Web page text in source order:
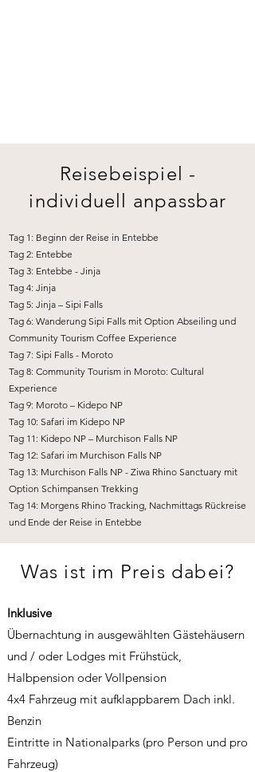
Reisebeispiel -
individuell anpassbar
​Tag 1: Beginn der Reise in Entebbe
Tag 2: Entebbe
Tag 3: Entebbe - Jinja
Tag 4: Jinja
Tag 5: Jinja – Sipi Falls
Tag 6: Wanderung Sipi Falls mit Option Abseiling und
Community Tourism Coffee Experience
Tag 7: Sipi Falls - Moroto
Tag 8: Community Tourism in Moroto: Cultural
Experience
Tag 9: Moroto – Kidepo NP
Tag 10: Safari im Kidepo NP
Tag 11: Kidepo NP – Murchison Falls NP
Tag 12: Safari im Murchison Falls NP
Tag 13: Murchison Falls NP - Ziwa Rhino Sanctuary mit
Option Schimpansen Trekking
Tag 14: Morgens Rhino Tracking, Nachmittags Rückreise
und Ende der Reise in Entebbe
Was ist im Preis dabei?
Inklusive
Übernachtung in ausgewählten Gästehäusern
und / oder Lodges mit Frühstück,
Halbpension oder Vollpension
4x4 Fahrzeug mit aufklappbarem Dach inkl.
Benzin
Eintritte in Nationalparks (pro Person und pro
Fahrzeug)